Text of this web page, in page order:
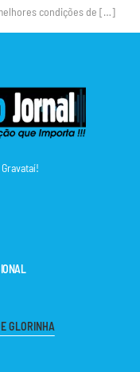
condições de […]
GLORINHA